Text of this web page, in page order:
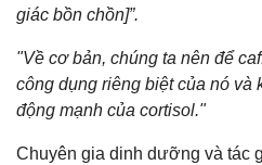
giác bồn chồn]”.
"Về cơ bản, chúng ta nên để
công dụng riêng biệt của nó và
động mạnh của cortisol."
Chuyên gia dinh dưỡng và tác